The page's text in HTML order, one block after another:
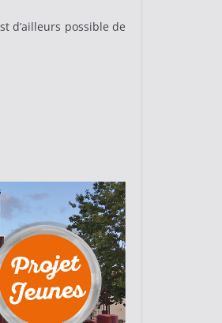
d’ailleurs possible de